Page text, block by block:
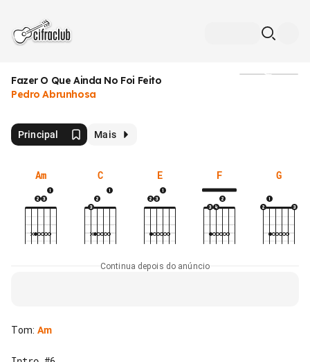
Fazer O Que Ainda No Foi Feito
Pedro Abrunhosa
Principal Mais
Am C E F G
Continua depois do anúncio
Tom: Am